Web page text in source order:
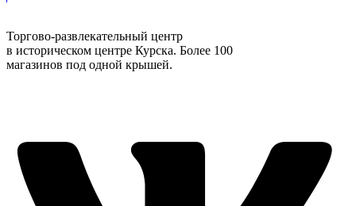
Торгово-развлекательный центр
в историческом центре Курска. Более 100
магазинов под одной крышей.